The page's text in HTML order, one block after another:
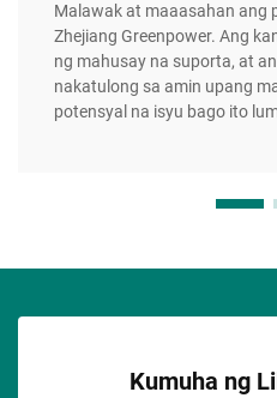
Malawak at maaasahan ang
Zhejiang Greenpower. Ang
ng mahusay na suporta, at
nakatulong sa amin upang
potensyal na isyu bago ito
Kumuha ng